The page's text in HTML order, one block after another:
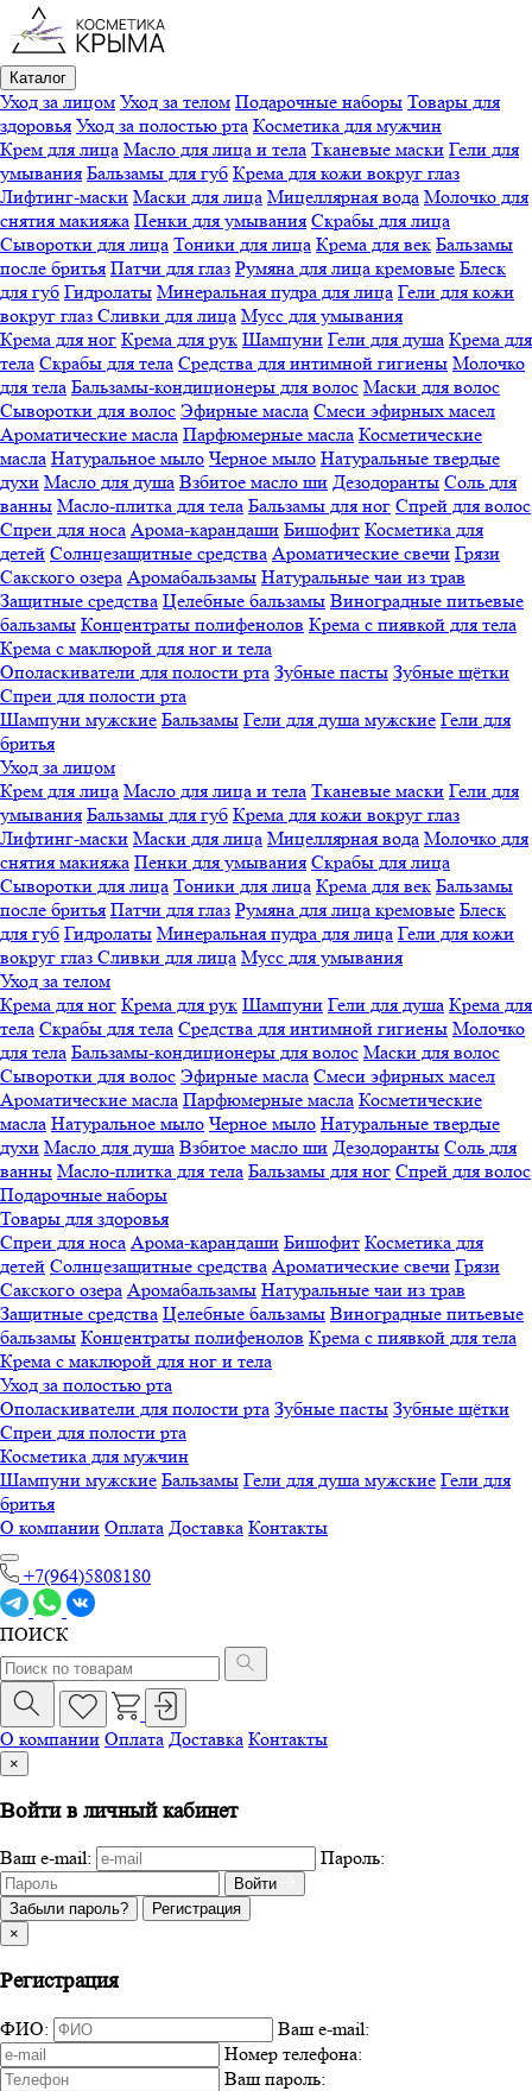
Каталог
Уход за лицом Уход за телом Подарочные наборы Товары для
здоровья Уход за полостью рта Косметика для мужчин
Крем для лица Масло для лица и тела Тканевые маски Гели для
умывания Бальзамы для губ Крема для кожи вокруг глаз
Лифтинг-маски Маски для лица Мицеллярная вода Молочко для
снятия макияжа Пенки для умывания Скрабы для лица
Сыворотки для лица Тоники для лица Крема для век Бальзамы
после бритья Патчи для глаз Румяна для лица кремовые Блеск
для губ Гидролаты Минеральная пудра для лица Гели для кожи
вокруг глаз Сливки для лица Мусс для умывания
Крема для ног Крема для рук Шампуни Гели для душа Крема для
тела Скрабы для тела Средства для интимной гигиены Молочко
для тела Бальзамы-кондиционеры для волос Маски для волос
Сыворотки для волос Эфирные масла Смеси эфирных масел
Ароматические масла Парфюмерные масла Косметические
масла Натуральное мыло Черное мыло Натуральные твердые
духи Масло для душа Взбитое масло ши Дезодоранты Соль для
ванны Масло-плитка для тела Бальзамы для ног Спрей для волос
Спреи для носа Арома-карандаши Бишофит Косметика для
детей Солнцезащитные средства Ароматические свечи Грязи
Cакского озера Аромабальзамы Натуральные чаи из трав
Защитные средства Целебные бальзамы Виноградные питьевые
бальзамы Концентраты полифенолов Крема с пиявкой для тела
Крема с маклюрой для ног и тела
Ополаскиватели для полости рта Зубные пасты Зубные щётки
Спреи для полости рта
Шампуни мужские Бальзамы Гели для душа мужские Гели для
бритья
Уход за лицом
Крем для лица Масло для лица и тела Тканевые маски Гели для
умывания Бальзамы для губ Крема для кожи вокруг глаз
Лифтинг-маски Маски для лица Мицеллярная вода Молочко для
снятия макияжа Пенки для умывания Скрабы для лица
Сыворотки для лица Тоники для лица Крема для век Бальзамы
после бритья Патчи для глаз Румяна для лица кремовые Блеск
для губ Гидролаты Минеральная пудра для лица Гели для кожи
вокруг глаз Сливки для лица Мусс для умывания
Уход за телом
Крема для ног Крема для рук Шампуни Гели для душа Крема для
тела Скрабы для тела Средства для интимной гигиены Молочко
для тела Бальзамы-кондиционеры для волос Маски для волос
Сыворотки для волос Эфирные масла Смеси эфирных масел
Ароматические масла Парфюмерные масла Косметические
масла Натуральное мыло Черное мыло Натуральные твердые
духи Масло для душа Взбитое масло ши Дезодоранты Соль для
ванны Масло-плитка для тела Бальзамы для ног Спрей для волос
Подарочные наборы
Товары для здоровья
Спреи для носа Арома-карандаши Бишофит Косметика для
детей Солнцезащитные средства Ароматические свечи Грязи
Cакского озера Аромабальзамы Натуральные чаи из трав
Защитные средства Целебные бальзамы Виноградные питьевые
бальзамы Концентраты полифенолов Крема с пиявкой для тела
Крема с маклюрой для ног и тела
Уход за полостью рта
Ополаскиватели для полости рта Зубные пасты Зубные щётки
Спреи для полости рта
Косметика для мужчин
Шампуни мужские Бальзамы Гели для душа мужские Гели для
бритья
О компании Оплата Доставка Контакты
+7(964)5808180
ПОИСК
О компании Оплата Доставка Контакты
×
Войти в личный кабинет
Ваш e-mail: Пароль:
Войти
Забыли пароль?
Регистрация
×
Регистрация
ФИО:
Ваш e-mail:
Номер телефона:
Ваш пароль: